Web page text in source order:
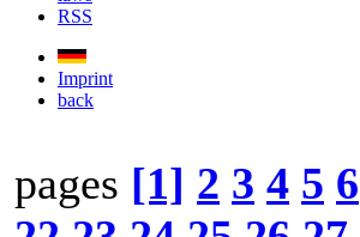
RSS
Imprint
back
pages [1] 2 3 4 5 6